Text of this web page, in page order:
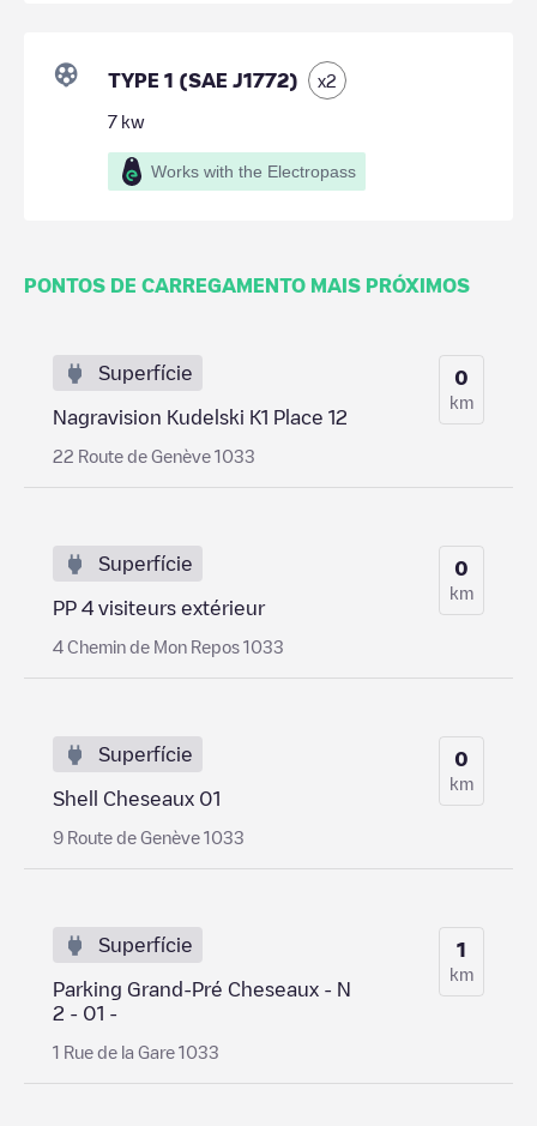
TYPE 1 (SAE J1772) x2
7 kw
Works with the Electropass
PONTOS DE CARREGAMENTO MAIS PRÓXIMOS
Superfície
Nagravision Kudelski K1 Place 12
22 Route de Genève 1033
0
km
Superfície
PP 4 visiteurs extérieur
4 Chemin de Mon Repos 1033
0
km
Superfície
Shell Cheseaux 01
9 Route de Genève 1033
0
km
Superfície
Parking Grand-Pré Cheseaux - N
2 - 01 -
1 Rue de la Gare 1033
1
km